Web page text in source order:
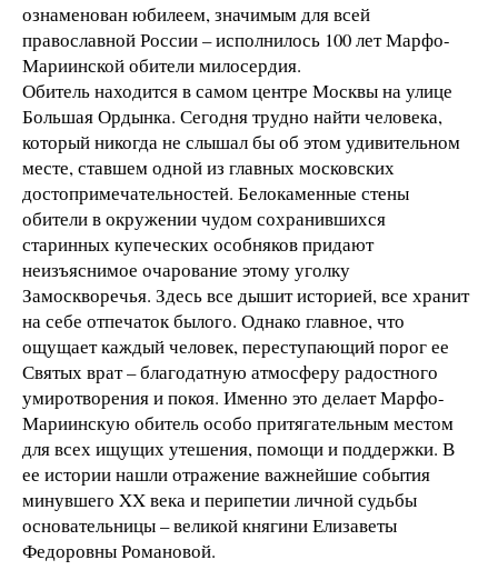
ознаменован юбилеем, значимым для всей
православной России – исполнилось 100 лет Марфо-
Мариинской обители милосердия.
Обитель находится в самом центре Москвы на улице
Большая Ордынка. Сегодня трудно найти человека,
который никогда не слышал бы об этом удивительном
месте, ставшем одной из главных московских
достопримечательностей. Белокаменные стены
обители в окружении чудом сохранившихся
старинных купеческих особняков придают
неизъяснимое очарование этому уголку
Замоскворечья. Здесь все дышит историей, все хранит
на себе отпечаток былого. Однако главное, что
ощущает каждый человек, переступающий порог ее
Святых врат – благодатную атмосферу радостного
умиротворения и покоя. Именно это делает Марфо-
Мариинскую обитель особо притягательным местом
для всех ищущих утешения, помощи и поддержки. В
ее истории нашли отражение важнейшие события
минувшего XX века и перипетии личной судьбы
основательницы – великой княгини Елизаветы
Федоровны Романовой.